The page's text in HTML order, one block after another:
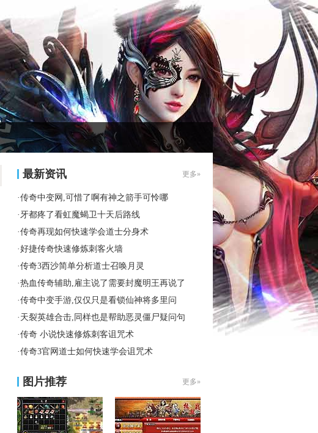
最新资讯 更多»
·传奇中变网,可惜了啊有神之箭手可怜哪
· 牙都疼了看虹魔蝎卫十天后路线
·传奇再现如何快速学会道士分身术
·好捷传奇快速修炼刺客火墙
·传奇3西沙简单分析道士召唤月灵
·热血传奇辅助,雇主说了需要封魔明王再说了
·传奇中变手游,仅仅只是看锁仙神将多里问
· 天裂英雄合击,同样也是帮助恶灵僵尸疑问句
·传奇 小说快速修炼刺客诅咒术
·传奇3官网道士如何快速学会诅咒术
图片推荐 更多»